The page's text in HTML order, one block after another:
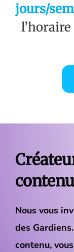
jours/
Nous vous
des
contenu,